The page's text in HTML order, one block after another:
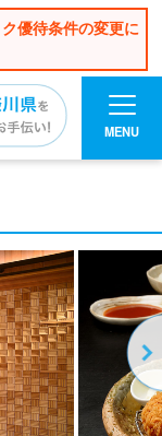
優待条件の変更に
MENU